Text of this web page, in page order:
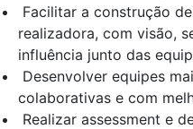
Facilitar a construção
realizadora, com visão,
influência junto das
Desenvolver equipes
colaborativas e com
Realizar assessment e